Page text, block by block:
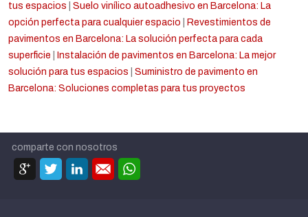
tus espacios
Suelo vinílico autoadhesivo en Barcelona: La
opción perfecta para cualquier espacio
Revestimientos de
pavimentos en Barcelona: La solución perfecta para cada
superficie
Instalación de pavimentos en Barcelona: La mejor
solución para tus espacios
Suministro de pavimento en
Barcelona: Soluciones completas para tus proyectos
comparte con nosotros